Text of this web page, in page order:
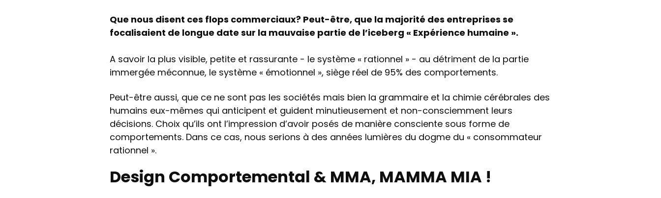
Que nous disent ces flops commerciaux? Peut-être, que la majorité des entreprises se
focalisaient de longue date sur la mauvaise partie de l’iceberg « Expérience humaine ».
A savoir la plus visible, petite et rassurante - le système « rationnel » - au détriment de la partie
immergée méconnue, le système « émotionnel », siège réel de 95% des comportements.
Peut-être aussi, que ce ne sont pas les sociétés mais bien la grammaire et la chimie cérébrales des
humains eux-mêmes qui anticipent et guident minutieusement et non-consciemment leurs
décisions. Choix qu’ils ont l’impression d’avoir posés de manière consciente sous forme de
comportements. Dans ce cas, nous serions à des années lumières du dogme du « consommateur
rationnel ».
Design Comportemental & MMA, MAMMA MIA !